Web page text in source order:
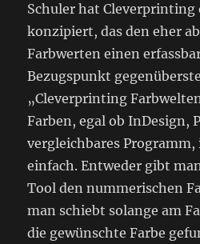
Schuler hat Cleverprinting
konzipiert, das den eher
Farbwerten einen
Bezugspunkt
„Cleverprinting
Farben, egal ob InDesign,
vergleichbares
einfach. Entweder gibt
Tool den nummerischen
man schiebt solange am
die gewünschte Farbe